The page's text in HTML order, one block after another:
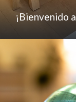
¡Bienvenido